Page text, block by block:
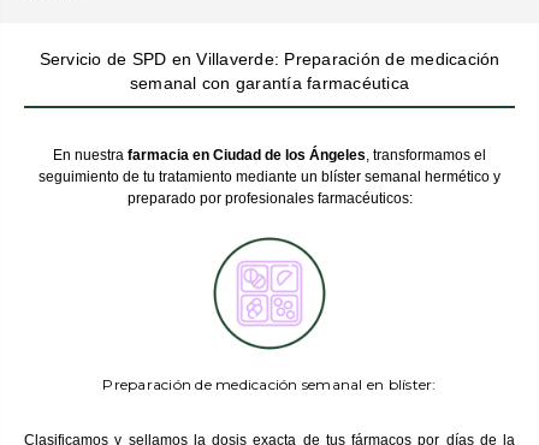
Servicio de SPD en Villaverde: Preparación de medicación
semanal con garantía farmacéutica
En nuestra farmacia en Ciudad de los Ángeles , transformamos el
seguimiento de tu tratamiento mediante un blíster semanal hermético y
preparado por profesionales farmacéuticos:
Preparación de medicación semanal en blíster:
Clasificamos y sellamos la dosis exacta de tus fármacos por días de la